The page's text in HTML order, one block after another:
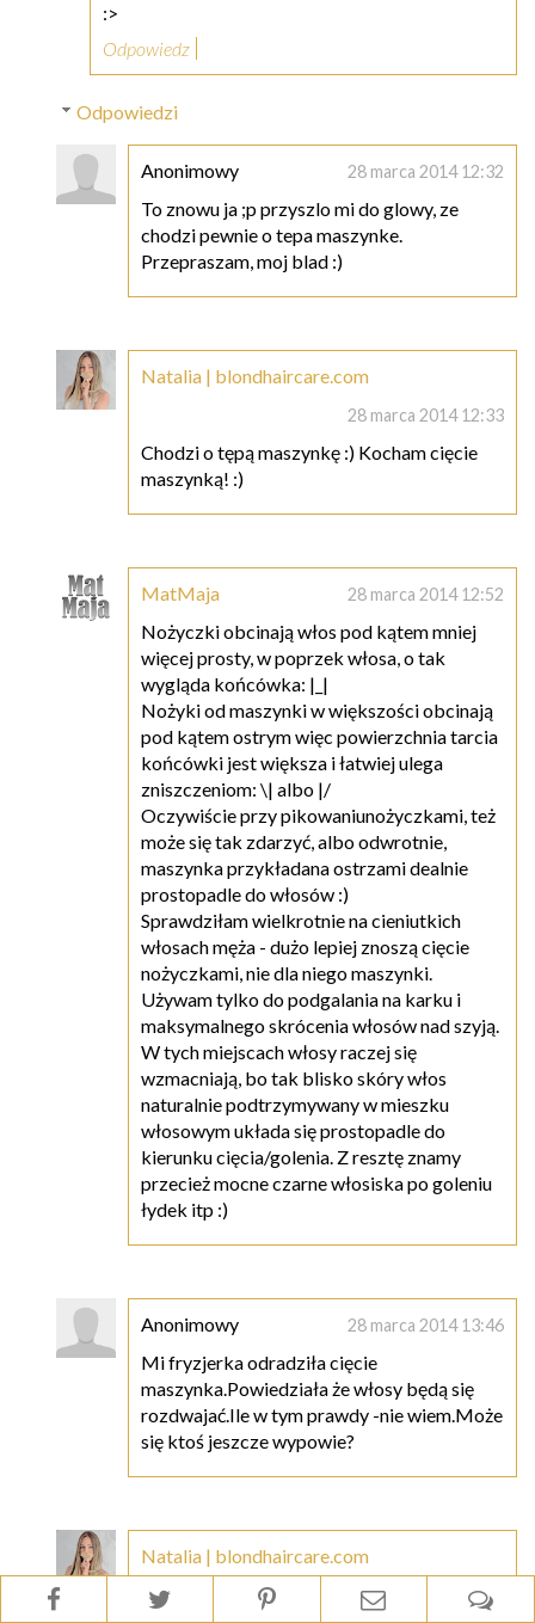
:>
Odpowiedz
Odpowiedzi
Anonimowy 28 marca 2014 12:32
To znowu ja ;p przyszlo mi do glowy, ze
chodzi pewnie o tepa maszynke.
Przepraszam, moj blad :)
Natalia | blondhaircare.com
28 marca 2014 12:33
Chodzi o tępą maszynkę :) Kocham cięcie
maszynką! :)
MatMaja 28 marca 2014 12:52
Nożyczki obcinają włos pod kątem mniej
więcej prosty, w poprzek włosa, o tak
wygląda końcówka: |_|
Nożyki od maszynki w większości obcinają
pod kątem ostrym więc powierzchnia tarcia
końcówki jest większa i łatwiej ulega
zniszczeniom: \| albo |/
Oczywiście przy pikowaniunożyczkami, też
może się tak zdarzyć, albo odwrotnie,
maszynka przykładana ostrzami dealnie
prostopadle do włosów :)
Sprawdziłam wielkrotnie na cieniutkich
włosach męża - dużo lepiej znoszą cięcie
nożyczkami, nie dla niego maszynki.
Używam tylko do podgalania na karku i
maksymalnego skrócenia włosów nad szyją.
W tych miejscach włosy raczej się
wzmacniają, bo tak blisko skóry włos
naturalnie podtrzymywany w mieszku
włosowym układa się prostopadle do
kierunku cięcia/golenia. Z resztę znamy
przecież mocne czarne włosiska po goleniu
łydek itp :)
Anonimowy 28 marca 2014 13:46
Mi fryzjerka odradziła cięcie
maszynka.Powiedziała że włosy będą się
rozdwajać.Ile w tym prawdy -nie wiem.Może
się ktoś jeszcze wypowie?
Natalia | blondhaircare.com
28 marca 2014 13:48